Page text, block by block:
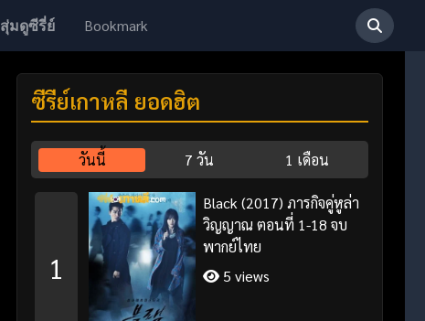
สุ่มดูซีรี่ย์ Bookmark
ซีรี่ย์เกาหลี ยอดฮิต
วันนี้ 7 วัน 1 เดือน
1
Black (2017) ภารกิจคู่หูล่า
วิญญาณ ตอนที่ 1-18 จบ
พากย์ไทย
5 views